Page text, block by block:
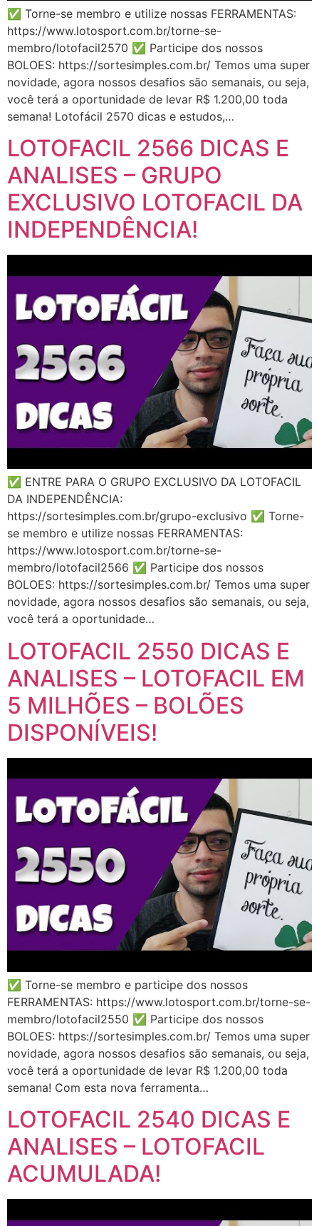
✅ Torne-se membro e utilize nossas FERRAMENTAS:
https://www.lotosport.com.br/torne-se-
membro/lotofacil2570 ✅ Participe dos nossos
BOLOES: https://sortesimples.com.br/ Temos uma super
novidade, agora nossos desafios são semanais, ou seja,
você terá a oportunidade de levar R$ 1.200,00 toda
semana! Lotofácil 2570 dicas e estudos,…
LOTOFACIL 2566 DICAS E
ANALISES – GRUPO
EXCLUSIVO LOTOFACIL DA
INDEPENDÊNCIA!
✅ ENTRE PARA O GRUPO EXCLUSIVO DA LOTOFACIL
DA INDEPENDÊNCIA:
https://sortesimples.com.br/grupo-exclusivo ✅ Torne-
se membro e utilize nossas FERRAMENTAS:
https://www.lotosport.com.br/torne-se-
membro/lotofacil2566 ✅ Participe dos nossos
BOLOES: https://sortesimples.com.br/ Temos uma super
novidade, agora nossos desafios são semanais, ou seja,
você terá a oportunidade…
LOTOFACIL 2550 DICAS E
ANALISES – LOTOFACIL EM
5 MILHÕES – BOLÕES
DISPONÍVEIS!
✅ Torne-se membro e participe dos nossos
FERRAMENTAS: https://www.lotosport.com.br/torne-se-
membro/lotofacil2550 ✅ Participe dos nossos
BOLOES: https://sortesimples.com.br/ Temos uma super
novidade, agora nossos desafios são semanais, ou seja,
você terá a oportunidade de levar R$ 1.200,00 toda
semana! Com esta nova ferramenta…
LOTOFACIL 2540 DICAS E
ANALISES – LOTOFACIL
ACUMULADA!